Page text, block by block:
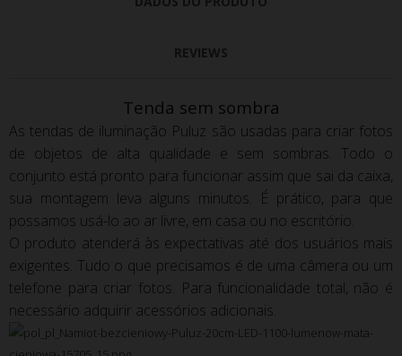
REVIEWS
Tenda sem sombra
As tendas de iluminação Puluz são usadas para criar fotos
de objetos de alta qualidade e sem sombras. Todo o
conjunto está pronto para funcionar assim que sai da caixa,
sua montagem leva alguns minutos.
É prático, para que
possamos usá-lo ao ar livre, em casa ou no escritório.
O produto atenderá às expectativas até dos usuários mais
exigentes. Tudo o que precisamos é de uma câmera ou um
telefone para criar fotos. Para funcionalidade total, não é
necessário adquirir acessórios adicionais.